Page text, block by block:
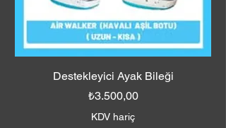
Destekleyici Ayak Bileği
Fiyat
₺3.500,00
KDV hariç